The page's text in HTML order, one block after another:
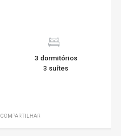
3 dormitórios
3 suítes
COMPARTILHAR